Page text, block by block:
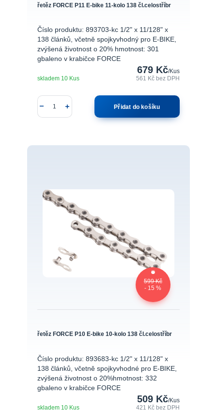
řetěz FORCE P11 E-bike 11-kolo 138 čl.celostříbr
Číslo produktu: 893703-kc 1/2" x 11/128" x
138 článků, včetně spojkyvhodný pro E-BIKE,
zvýšená životnost o 20% hmotnost: 301
gbaleno v krabičce FORCE
679 Kč/Kus
561 Kč bez DPH
skladem 10 Kus
Přidat do košíku
599 Kč
- 15 %
řetěz FORCE P10 E-bike 10-kolo 138 čl.celostříbr
Číslo produktu: 893683-kc 1/2" x 11/128" x
138 článků, včetně spojkyvhodné pro E-BIKE,
zvýšená životnost o 20%hmotnost: 332
gbaleno v krabičce FORCE
509 Kč/Kus
421 Kčbez DPH
skladem 10 Kus